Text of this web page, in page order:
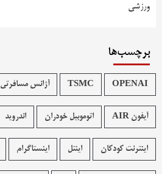
ورزشی
برچسب‌ها
OPENAI
TSMC آژانس مسافرتی
آیفون AIR اتوموبیل خودران اندروید
اینترنت کودکان اینتل اینستاگرام